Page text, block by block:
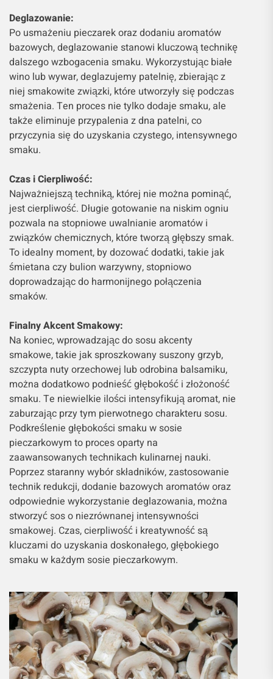
Deglazowanie:
Po usmażeniu pieczarek oraz dodaniu aromatów
bazowych, deglazowanie stanowi kluczową technikę
dalszego wzbogacenia smaku. Wykorzystując białe
wino lub wywar, deglazujemy patelnię, zbierając z
niej smakowite związki, które utworzyły się podczas
smażenia. Ten proces nie tylko dodaje smaku, ale
także eliminuje przypalenia z dna patelni, co
przyczynia się do uzyskania czystego, intensywnego
smaku.
Czas i Cierpliwość:
Najważniejszą techniką, której nie można pominąć,
jest cierpliwość. Długie gotowanie na niskim ogniu
pozwala na stopniowe uwalnianie aromatów i
związków chemicznych, które tworzą głębszy smak.
To idealny moment, by dozować dodatki, takie jak
śmietana czy bulion warzywny, stopniowo
doprowadzając do harmonijnego połączenia
smaków.
Finalny Akcent Smakowy:
Na koniec, wprowadzając do sosu akcenty
smakowe, takie jak sproszkowany suszony grzyb,
szczypta nuty orzechowej lub odrobina balsamiku,
można dodatkowo podnieść głębokość i złożoność
smaku. Te niewielkie ilości intensyfikują aromat, nie
zaburzając przy tym pierwotnego charakteru sosu.
Podkreślenie głębokości smaku w sosie
pieczarkowym to proces oparty na
zaawansowanych technikach kulinarnej nauki.
Poprzez staranny wybór składników, zastosowanie
technik redukcji, dodanie bazowych aromatów oraz
odpowiednie wykorzystanie deglazowania, można
stworzyć sos o niezrównanej intensywności
smakowej. Czas, cierpliwość i kreatywność są
kluczami do uzyskania doskonałego, głębokiego
smaku w każdym sosie pieczarkowym.